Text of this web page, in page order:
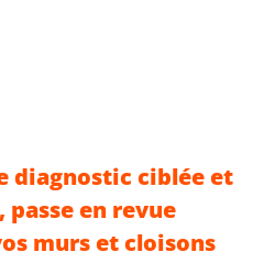
diagnostic ciblée et
en revue
murs et cloisons